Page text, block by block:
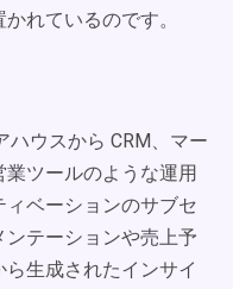
れているのです。
ハウスから CRM、マー
ツールのような運用
ベーションのサブセ
テーションや売上予
ら生成されたインサイ